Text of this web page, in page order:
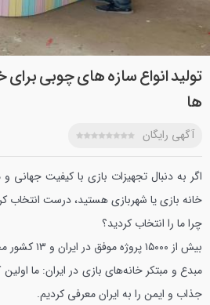
تولید انواع سازه های چوبی برای
ها
آگهی رایگان
اگر به دنبال تجهیزات بازی با کیفیت جهانی
خانه بازی یا شهربازی هستید، درست انتخاب
چرا ما را انتخاب کردید؟
بیش از ۱۵۰۰۰ پروژه موفق در ایران و ۱۳ کشور مختلف با مشتریان راضی
مبدع و مبتکر خانه‌های بازی در ایران: ما
جذاب و ایمن را به ایران معرفی کردیم.